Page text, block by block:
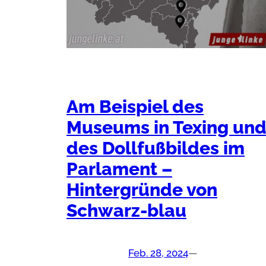
Am Beispiel des
Museums in Texing und
des Dollfußbildes im
Parlament –
Hintergründe von
Schwarz-blau
Feb. 28, 2024—